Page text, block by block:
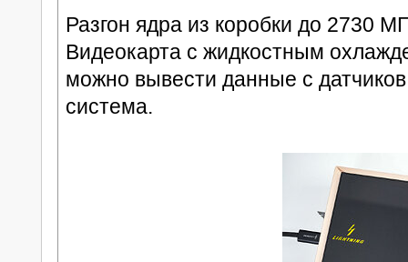
Разгон ядра из коробки до 2730
Видеокарта с жидкостным
можно вывести данные с
система.